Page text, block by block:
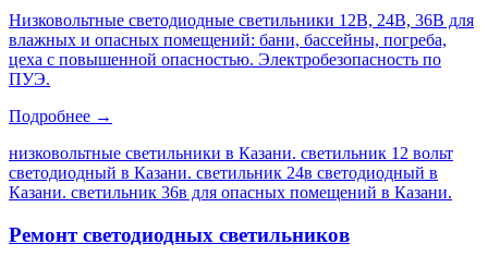
Низковольтные светодиодные светильники 12В, 24В, 36В для
влажных и опасных помещений: бани, бассейны, погреба,
цеха с повышенной опасностью. Электробезопасность по
ПУЭ.
Подробнее →
низковольтные светильники в Казани. светильник 12 вольт
светодиодный в Казани. светильник 24в светодиодный в
Казани. светильник 36в для опасных помещений в Казани.
Ремонт светодиодных светильников